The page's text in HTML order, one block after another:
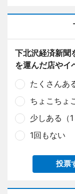
下北沢経済新聞
を運んだ店やイ
たくさんあ
ちょこちょ
少しある（1
1回もない
投票